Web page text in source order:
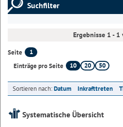
Suchfilter
Ergebnisse 1 - 1
Seite
1
Einträge pro Seite
10 20 50
Sortieren nach:Datum Inkrafttreten
Systematische Übersicht